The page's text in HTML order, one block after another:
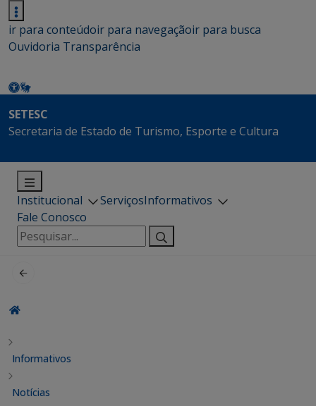
ir para conteúdoir para navegaçãoir para busca
Ouvidoria Transparência
SETESC
Secretaria de Estado de Turismo, Esporte e Cultura
Institucional ServiçosInformativos
Fale Conosco
Pesquisar
por:
Informativos
Notícias